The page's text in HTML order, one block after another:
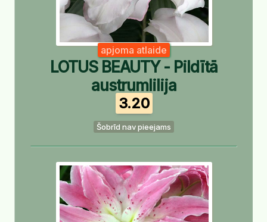
apjoma atlaide
LOTUS BEAUTY - Pildītā
austrumlilija
3.20
Šobrīd nav pieejams